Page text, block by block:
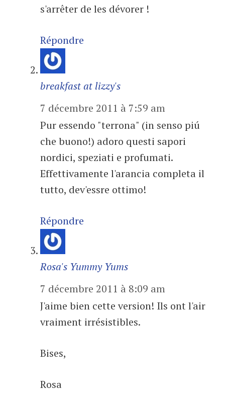
s'arrêter de les dévorer !
Répondre
breakfast at lizzy's
7 décembre 2011 à 7:59 am
Pur essendo "terrona" (in senso piú
che buono!) adoro questi sapori
nordici, speziati e profumati.
Effettivamente l'arancia completa il
tutto, dev'essre ottimo!
Répondre
Rosa's Yummy Yums
7 décembre 2011 à 8:09 am
J'aime bien cette version! Ils ont l'air
vraiment irrésistibles.
Bises,
Rosa